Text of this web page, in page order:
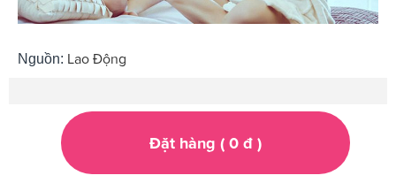
Nguồn: Lao Động
Đặt hàng ( 0đ )